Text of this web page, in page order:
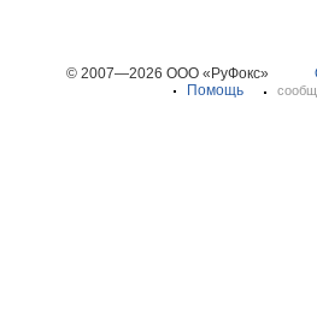
© 2007—2026 ООО «РуФокс»
Помощь